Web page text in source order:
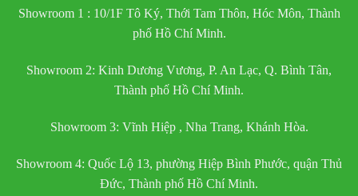
Showroom 1 : 10/1F Tô Ký, Thới Tam Thôn, Hóc Môn, Thành
phố Hồ Chí Minh.
Showroom 2: Kinh Dương Vương, P. An Lạc, Q. Bình Tân,
Thành phố Hồ Chí Minh.
Showroom 3: Vĩnh Hiệp , Nha Trang, Khánh Hòa.
Showroom 4: Quốc Lộ 13, phường Hiệp Bình Phước, quận Thủ
Đức, Thành phố Hồ Chí Minh.